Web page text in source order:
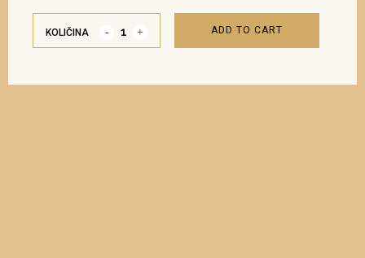
KOLIČINA ADD TO CART